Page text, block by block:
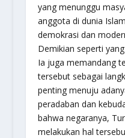
yang menunggu
anggota di dunia
demokrasi dan
Demikian seperti
Ia juga memandang
tersebut sebagai
penting menuju
peradaban dan
bahwa negaranya,
melakukan hal